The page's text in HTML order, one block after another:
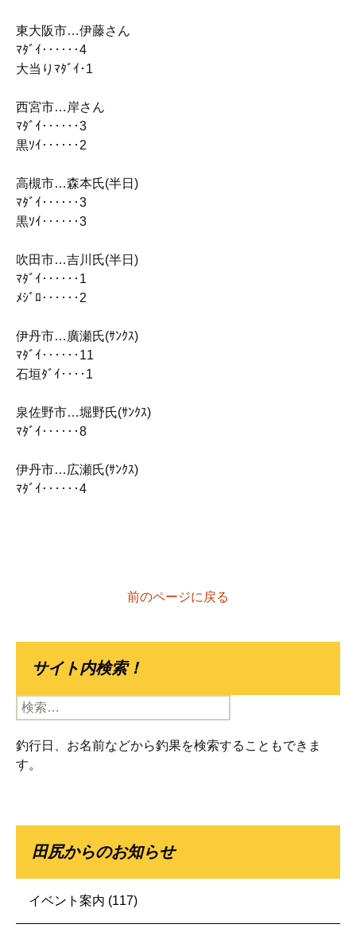
東大阪市…伊藤さん
ﾏﾀﾞｲ‥‥‥4
大当りﾏﾀﾞｲ･1
西宮市…岸さん
ﾏﾀﾞｲ‥‥‥3
黒ｿｲ‥‥‥2
高槻市…森本氏(半日)
ﾏﾀﾞｲ‥‥‥3
黒ｿｲ‥‥‥3
吹田市…吉川氏(半日)
ﾏﾀﾞｲ‥‥‥1
ﾒｼﾞﾛ‥‥‥2
伊丹市…廣瀬氏(ｻﾝｸｽ)
ﾏﾀﾞｲ‥‥‥11
石垣ﾀﾞｲ‥‥1
泉佐野市…堀野氏(ｻﾝｸｽ)
ﾏﾀﾞｲ‥‥‥8
伊丹市…広瀬氏(ｻﾝｸｽ)
ﾏﾀﾞｲ‥‥‥4
前のページに戻る
サイト内検索！
検
索:
釣行日、お名前などから釣果を検索することもできま
す。
田尻からのお知らせ
イベント案内 (117)